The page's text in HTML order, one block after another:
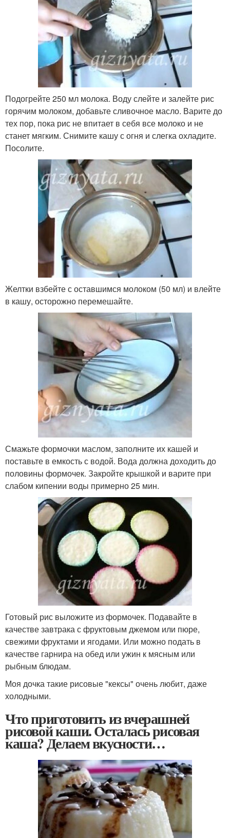
Подогрейте 250 мл молока. Воду слейте и залейте рис
горячим молоком, добавьте сливочное масло. Варите до
тех пор, пока рис не впитает в себя все молоко и не
станет мягким. Снимите кашу с огня и слегка охладите.
Посолите.
Желтки взбейте с оставшимся молоком (50 мл) и влейте
в кашу, осторожно перемешайте.
Смажьте формочки маслом, заполните их кашей и
поставьте в емкость с водой. Вода должна доходить до
половины формочек. Закройте крышкой и варите при
слабом кипении воды примерно 25 мин.
Готовый рис выложите из формочек. Подавайте в
качестве завтрака с фруктовым джемом или пюре,
свежими фруктами и ягодами. Или можно подать в
качестве гарнира на обед или ужин к мясным или
рыбным блюдам.
Моя дочка такие рисовые "кексы" очень любит, даже
холодными.
Что приготовить из вчерашней
рисовой каши. Осталась рисовая
каша? Делаем вкусности…